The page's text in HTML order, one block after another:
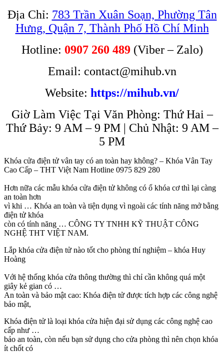
Địa Chỉ: 783 Trần Xuân Soạn, Phường Tân
Hưng, Quận 7, Thành Phố Hồ Chí Minh
Hotline: 0907 260 489(Viber – Zalo)
Email: contact@mihub.vn
Website: https://mihub.vn/
Giờ Làm Việc Tại Văn Phòng: Thứ Hai –
Thứ Bảy: 9 AM – 9 PM | Chủ Nhật: 9 AM –
5 PM
Khóa cửa điện tử vân tay có an toàn hay không? – Khóa Vân Tay
Cao Cấp – THT Việt Nam Hotline 0975 829 280
Hơn nữa các mẫu khóa cửa điện tử không có ổ khóa cơ thì lại càng
an toàn hơn
vì khi … Khóa an toàn và tiện dụng vì ngoài các tính năng mở bằng
điện tử khóa
còn có tính năng … CÔNG TY TNHH KỸ THUẬT CÔNG
NGHỆ THT VIỆT NAM.
Lắp khóa cửa điện tử nào tốt cho phòng thí nghiệm – khóa Huy
Hoàng
Với hệ thống khóa cửa thông thường thì chỉ cần không quá một
giây kẻ gian có …
An toàn và bảo mật cao: Khóa điện tử được tích hợp các công nghệ
bảo mật,
Khóa điện tử là loại khóa cửa hiện đại sử dụng các công nghệ cao
cấp như …
bảo an toàn, còn nếu bạn sử dụng cho cửa phòng thì nên chọn khóa
ít chốt có